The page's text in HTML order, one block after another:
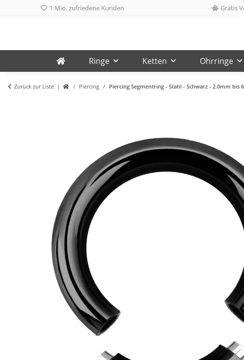
1 Mio. zufriedene Kunden Gratis
Ringe Ketten Ohrringe
Zurück zur Liste Piercing Piercing Segmentring - Stahl - Schwarz - 2.0mm bis